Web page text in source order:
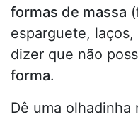
formas de massa
esparguete,
dizer que não
forma.
Dê uma olhadinha